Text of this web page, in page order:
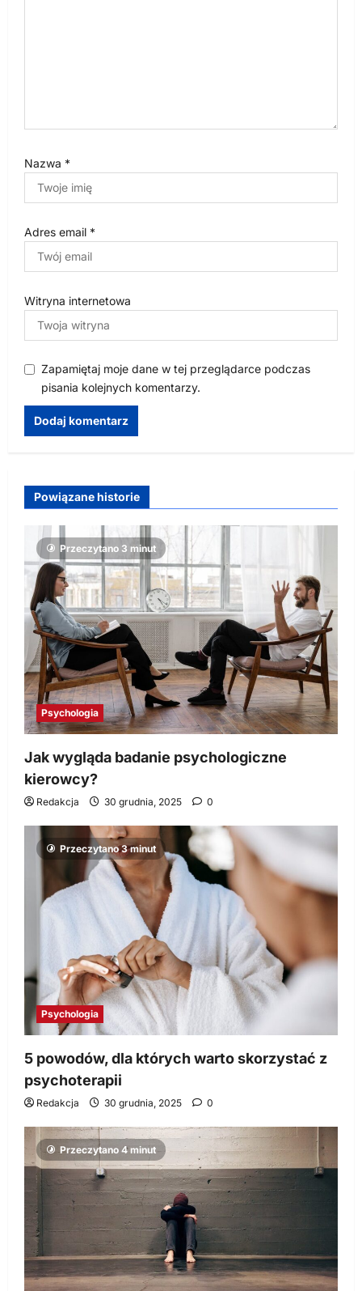
Nazwa *
Adres email *
Witryna internetowa
Zapamiętaj moje dane w tej przeglądarce podczas
pisania kolejnych komentarzy.
Powiązane historie
Przeczytano 3 minut
Psychologia
Jak wygląda badanie psychologiczne
kierowcy?
Redakcja 30 grudnia, 2025 0
Przeczytano 3 minut
Psychologia
5 powodów, dla których warto skorzystać z
psychoterapii
Redakcja 30 grudnia, 2025 0
Przeczytano 4 minut